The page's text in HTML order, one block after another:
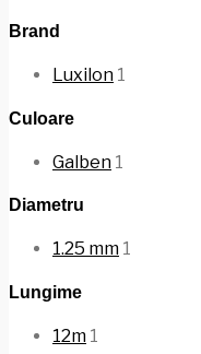
Brand
Luxilon 1
Culoare
Galben 1
Diametru
1.25 mm 1
Lungime
12m 1